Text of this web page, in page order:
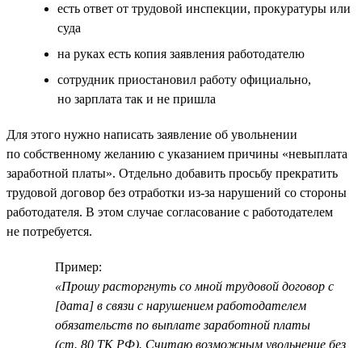
есть ответ от трудовой инспекции, прокуратуры или
суда
на руках есть копия заявления работодателю
сотрудник приостановил работу официально,
но зарплата так и не пришла
Для этого нужно написать заявление об увольнении
по собственному желанию с указанием причины «невыплата
заработной платы». Отдельно добавить просьбу прекратить
трудовой договор без отработки из-за нарушений со стороны
работодателя. В этом случае согласование с работодателем
не потребуется.
Пример:
«Прошу расторгнуть со мной трудовой договор с
[дата] в связи с нарушением работодателем
обязательств по выплате заработной платы
(ст. 80 ТК РФ). Считаю возможным увольнение без